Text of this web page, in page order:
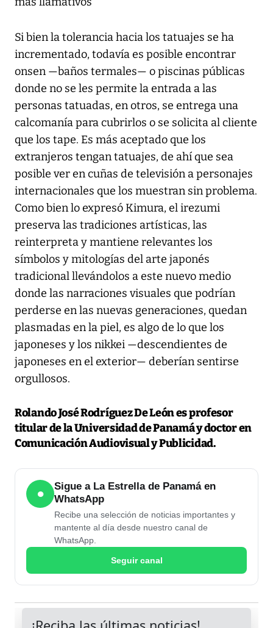
Si bien la tolerancia hacia los tatuajes se ha
incrementado, todavía es posible encontrar
onsen —baños termales— o piscinas públicas
donde no se les permite la entrada a las
personas tatuadas, en otros, se entrega una
calcomanía para cubrirlos o se solicita al cliente
que los tape. Es más aceptado que los
extranjeros tengan tatuajes, de ahí que sea
posible ver en cuñas de televisión a personajes
internacionales que los muestran sin problema.
Como bien lo expresó Kimura, el irezumi
preserva las tradiciones artísticas, las
reinterpreta y mantiene relevantes los
símbolos y mitologías del arte japonés
tradicional llevándolos a este nuevo medio
donde las narraciones visuales que podrían
perderse en las nuevas generaciones, quedan
plasmadas en la piel, es algo de lo que los
japoneses y los nikkei —descendientes de
japoneses en el exterior— deberían sentirse
orgullosos.
Rolando José Rodríguez De León es profesor
titular de la Universidad de Panamá y doctor en
Comunicación Audiovisual y Publicidad.
●
Sigue a La Estrella de Panamá en
WhatsApp
Recibe una selección de noticias importantes y
mantente al día desde nuestro canal de
WhatsApp.
Seguir canal